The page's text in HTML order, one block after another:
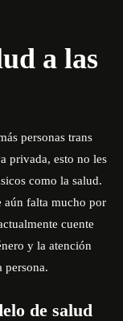
a las
personas trans
privada, esto no les
como la salud.
aún falta mucho por
cuente
y la atención
persona.
de salud